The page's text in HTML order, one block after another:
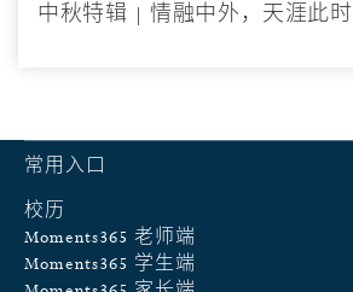
中秋特辑 | 情融中外，天涯此时
常用入口
校历
Moments365 老师端
Moments365 学生端